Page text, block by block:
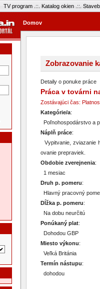
TV program.::. Katalog okien.::.
Domov
Zobrazovanie
Detaily o ponuke práce
Práca v továrni
Zostávajúci čas:
Kategórie/a:
Poľnohospodárstvo a
Náplň práce:
Vypitvanie, zviazanie
ovanie prepraviek.
Obdobie zverejnenia:
1 mesiac
Druh p. pomeru:
Hlavný pracovný
Dĺžka p. pomeru:
Na dobu neurčitú
Ponúkaný plat:
Dohodou GBP
Miesto výkonu:
Veľká Británia
Termín nástupu:
dohodou